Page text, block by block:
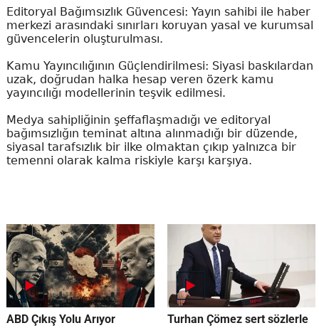
Editoryal Bağımsızlık Güvencesi: Yayın sahibi ile haber
merkezi arasındaki sınırları koruyan yasal ve kurumsal
güvencelerin oluşturulması.
Kamu Yayıncılığının Güçlendirilmesi: Siyasi baskılardan
uzak, doğrudan halka hesap veren özerk kamu
yayıncılığı modellerinin teşvik edilmesi.
Medya sahipliğinin şeffaflaşmadığı ve editoryal
bağımsızlığın teminat altına alınmadığı bir düzende,
siyasal tarafsızlık bir ilke olmaktan çıkıp yalnızca bir
temenni olarak kalma riskiyle karşı karşıya.
ABD Çıkış Yolu Arıyor Turhan Çömez sert sözlerle